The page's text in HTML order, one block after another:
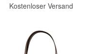
Kostenloser Versand